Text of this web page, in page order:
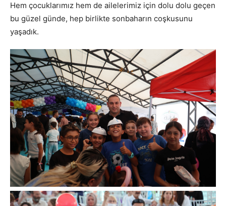
Hem çocuklarımız hem de ailelerimiz için dolu dolu geçen
bu güzel günde, hep birlikte sonbaharın coşkusunu
yaşadık.